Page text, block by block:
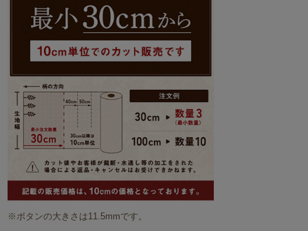
※ボタンの大きさは11.5mmです。